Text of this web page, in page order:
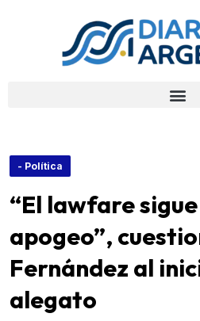
- Política
“El lawfare
apogeo”,
Fernández al
alegato